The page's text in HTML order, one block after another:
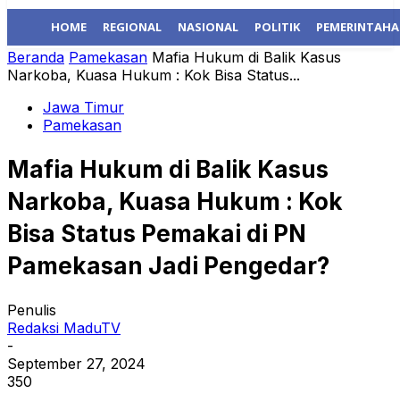
HOME REGIONAL NASIONAL POLITIK
Beranda Pamekasan Mafia Hukum di Balik Kasus
Narkoba, Kuasa Hukum : Kok Bisa Status...
Jawa Timur
Pamekasan
Mafia Hukum di Balik Kasus
Narkoba, Kuasa Hukum : Kok
Bisa Status Pemakai di PN
Pamekasan Jadi Pengedar?
Penulis
Redaksi MaduTV
-
September 27, 2024
350